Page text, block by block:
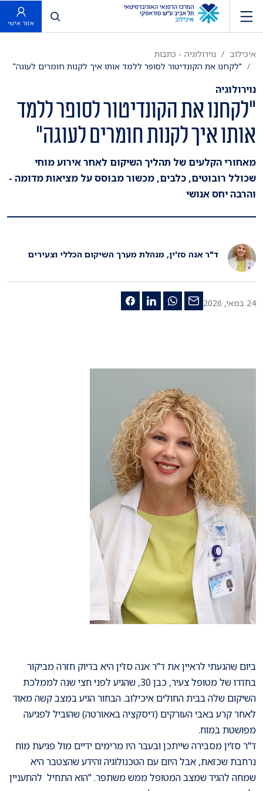
פתח חיפוש
אזור אישי
איכילוב
נוירולוגיה - כתבות
"לקחנו את הקונדיטור לסופר ללמד אותו איך לקנות חומרים לעוגה"
נוירולוגיה
"לקחנו את הקונדיטור לסופר ללמד
אותו איך לקנות חומרים לעוגה"
מאחורי הקלעים של תהליך השיקום לאחר אירוע מוחי
שכולל רובוטים, כלבים, מכשור מבוסס על מציאות מדומה -
והרבה יחס אנושי
ד"ר אנה סז'ין, מנהלת מערך השיקום הכללי וצעירים
24 במאי, 2026
ביום שהגעתי לראיין את ד"ר אנה סז'ין היא בדיוק חזרה מביקור
בחדרו של מטופל צעיר, כבן 30, שהגיע לפני חצי שנה לממלכת
השיקום שלה בבית החולים איכילוב. הבחור הגיע במצב קשה מאוד
לאחר קרע באבי העורקים (דיסקציה באאורטה) שהוביל לפגיעה
מפושטת במוח.
ד"ר סז'ין מסבירה שייתכן ובעבר היו מרימים ידיים מול פגיעת מוח
נרחבת שכזאת, אבל היום עם הטכנולוגיה והידע שהצטבר היא
שמחה להגיד שמצב המטופל ממש משתפר. "הוא התחיל להתעניין